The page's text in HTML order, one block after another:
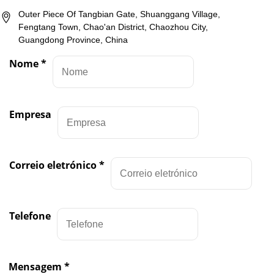
Outer Piece Of Tangbian Gate, Shuanggang Village,
Fengtang Town, Chao'an District, Chaozhou City,
Guangdong Province, China
Nome*
Empresa
Correio eletrónico*
Telefone
Mensagem*